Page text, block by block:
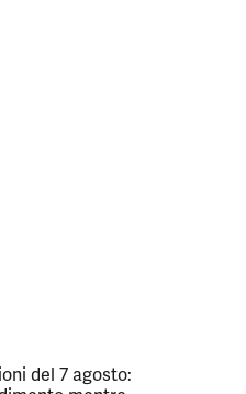
del 7 agosto: